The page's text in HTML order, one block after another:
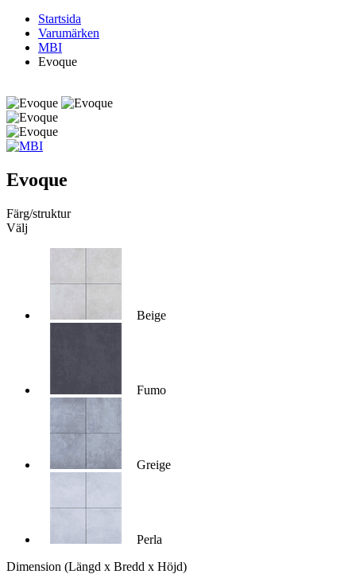
Startsida
Varumärken
MBI
Evoque
Evoque
Färg/struktur
Välj
Beige
Fumo
Greige
Perla
Dimension (Längd x Bredd x Höjd)